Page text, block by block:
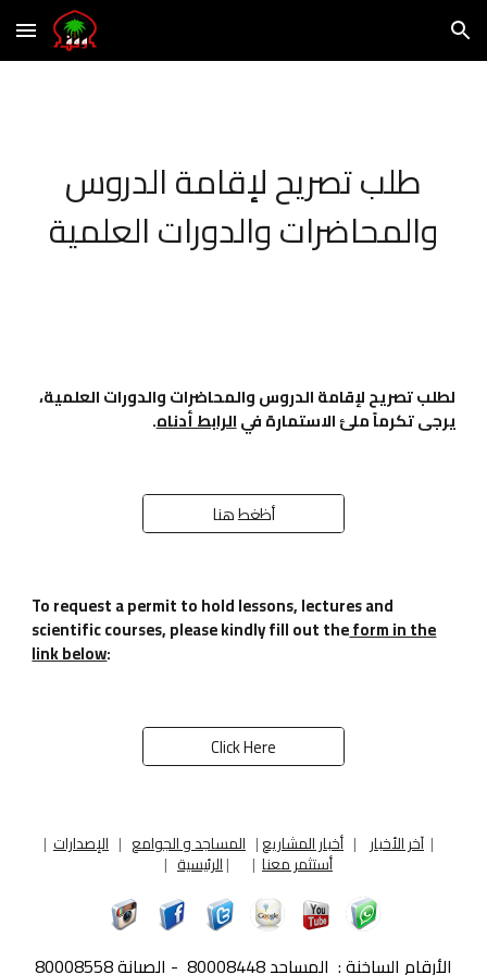
Skip to main content Skip to navigation
طلب تصريح لإقامة الدروس
والمحاضرات والدورات العلمية
لطلب تصريح لإقامة الدروس والمحاضرات والدورات العلمية،
يرجى تكرماً ملئ الاستمارة فيالرابط أدناه.
أظغط هنا
To request a permit to hold lessons, lectures and
scientific courses, please kindly fill out theform in the
link below:
Click Here
| آخر الأخبار | أخبار المشاريع| المساجد و الجوامع | الإصدارات |
أستثمر معنا |
|الرئيسية |
الأرقام الساخنة : المساجد 80008448 - الصيانة 80008558